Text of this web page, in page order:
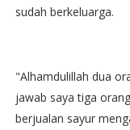
sudah berkeluarga.
"Alhamdulillah dua
jawab saya tiga
berjualan sayur